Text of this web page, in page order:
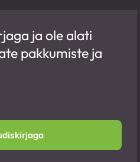
ja ole alati
pakkumiste ja